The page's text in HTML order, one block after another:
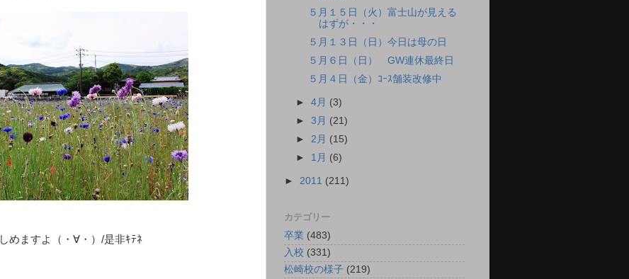
めますよ（・∀・）/是非ｷﾃﾈ
５月１５日（火）富士山が見える
はずが・・・
５月１３日（日）今日は母の日
５月６日（日） GW連休最終日
５月４日（金）ｺｰｽ舗装改修中
►4月 (3)
►3月 (21)
►2月 (15)
► 1月 (6)
► 2011 (211)
カテゴリー
卒業 (483)
入校 (331)
松崎校の様子 (219)